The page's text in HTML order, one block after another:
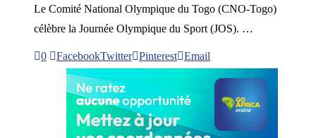
Le Comité National Olympique du Togo (CNO-Togo)
célèbre la Journée Olympique du Sport (JOS). …
0 FacebookTwitter Pinterest Email